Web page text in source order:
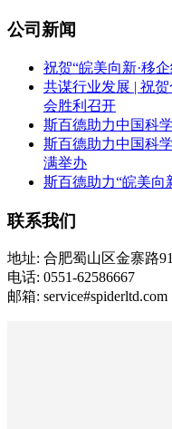
公司新闻
祝贺“皖美向新·移
共谋行业发展 | 祝
会胜利召开
斯百德助力中国科
斯百德助力中国科
满举办
斯百德助力“皖美向
联系我们
地址: 合肥蜀山区金寨路
电话: 0551-62586667
邮箱: service#spiderltd.com